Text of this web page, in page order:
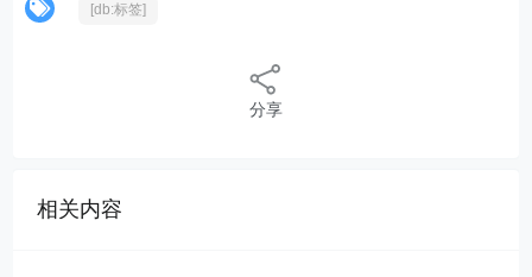
[db:标签]
分享
相关内容